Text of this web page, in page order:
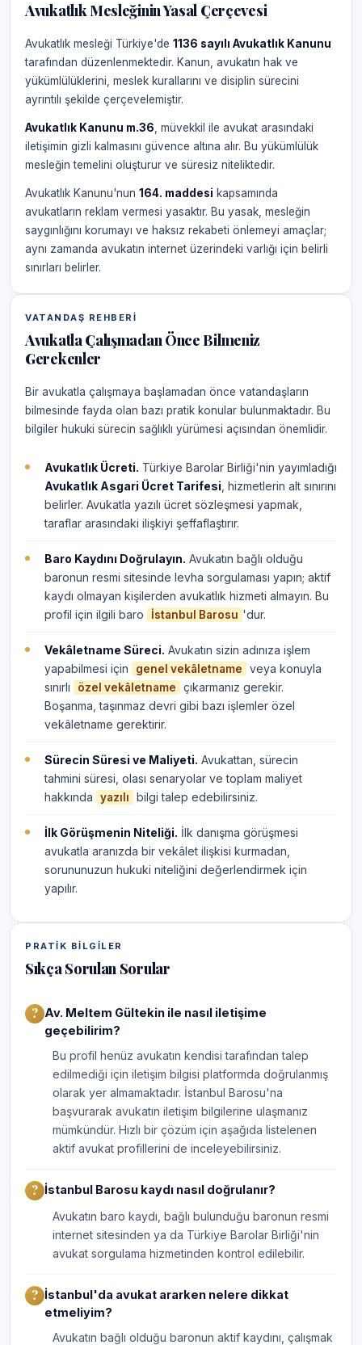
Avukatlık Mesleğinin Yasal Çerçevesi
Avukatlık mesleği Türkiye'de 1136 sayılı Avukatlık Kanunu
tarafından düzenlenmektedir. Kanun, avukatın hak ve
yükümlülüklerini, meslek kurallarını ve disiplin sürecini
ayrıntılı şekilde çerçevelemiştir.
Avukatlık Kanunu m.36 , müvekkil ile avukat arasındaki
iletişimin gizli kalmasını güvence altına alır. Bu yükümlülük
mesleğin temelini oluşturur ve süresiz niteliktedir.
Avukatlık Kanunu'nun 164. maddesi kapsamında
avukatların reklam vermesi yasaktır. Bu yasak, mesleğin
saygınlığını korumayı ve haksız rekabeti önlemeyi amaçlar;
aynı zamanda avukatın internet üzerindeki varlığı için belirli
sınırları belirler.
VATANDAŞ REHBERI
Avukatla Çalışmadan Önce Bilmeniz
Gerekenler
Bir avukatla çalışmaya başlamadan önce vatandaşların
bilmesinde fayda olan bazı pratik konular bulunmaktadır. Bu
bilgiler hukuki sürecin sağlıklı yürümesi açısından önemlidir.
Avukatlık Ücreti. Türkiye Barolar Birliği'nin yayımladığı
Avukatlık Asgari Ücret Tarifesi , hizmetlerin alt sınırını
belirler. Avukatla yazılı ücret sözleşmesi yapmak,
taraflar arasındaki ilişkiyi şeffaflaştırır.
Baro Kaydını Doğrulayın. Avukatın bağlı olduğu
baronun resmi sitesinde levha sorgulaması yapın; aktif
kaydı olmayan kişilerden avukatlık hizmeti almayın. Bu
profil için ilgili baro
İstanbul Barosu 'dur.
Vekâletname Süreci. Avukatın sizin adınıza işlem
yapabilmesi için
genel vekâletname
veya konuyla
sınırlı
özel vekâletname
çıkarmanız gerekir.
Boşanma, taşınmaz devri gibi bazı işlemler özel
vekâletname gerektirir.
Sürecin Süresi ve Maliyeti. Avukattan, sürecin
tahmini süresi, olası senaryolar ve toplam maliyet
hakkında
yazılı bilgi talep edebilirsiniz.
İlk Görüşmenin Niteliği. İlk danışma görüşmesi
avukatla aranızda bir vekâlet ilişkisi kurmadan,
sorununuzun hukuki niteliğini değerlendirmek için
yapılır.
PRATIK BILGILER
Sıkça Sorulan Sorular
Av. Meltem Gültekin ile nasıl iletişime
geçebilirim?
Bu profil henüz avukatın kendisi tarafından talep
edilmediği için iletişim bilgisi platformda doğrulanmış
olarak yer almamaktadır. İstanbul Barosu'na
başvurarak avukatın iletişim bilgilerine ulaşmanız
mümkündür. Hızlı bir çözüm için aşağıda listelenen
aktif avukat profillerini de inceleyebilirsiniz.
İstanbul Barosu kaydı nasıl doğrulanır?
Avukatın baro kaydı, bağlı bulunduğu baronun resmi
internet sitesinden ya da Türkiye Barolar Birliği'nin
avukat sorgulama hizmetinden kontrol edilebilir.
İstanbul'da avukat ararken nelere dikkat
etmeliyim?
Avukatın bağlı olduğu baronun aktif kaydını, çalışmak